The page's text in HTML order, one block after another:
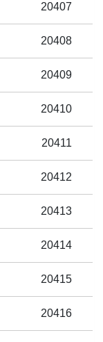
20407
20408
20409
20410
20411
20412
20413
20414
20415
20416